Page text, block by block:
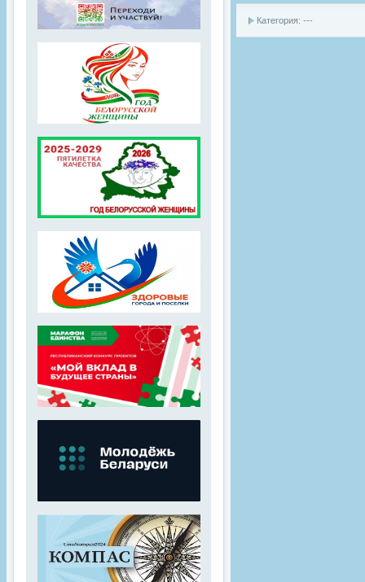
Категория: ---